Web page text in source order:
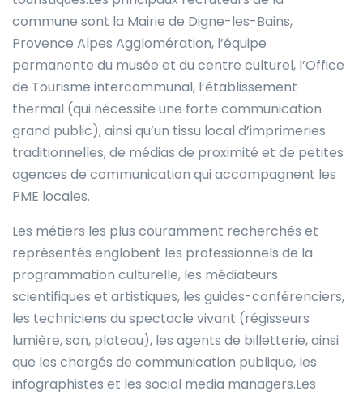
commune sont la Mairie de Digne-les-Bains,
Provence Alpes Agglomération, l’équipe
permanente du musée et du centre culturel, l’Office
de Tourisme intercommunal, l’établissement
thermal (qui nécessite une forte communication
grand public), ainsi qu’un tissu local d’imprimeries
traditionnelles, de médias de proximité et de petites
agences de communication qui accompagnent les
PME locales.
Les métiers les plus couramment recherchés et
représentés englobent les professionnels de la
programmation culturelle, les médiateurs
scientifiques et artistiques, les guides-conférenciers,
les techniciens du spectacle vivant (régisseurs
lumière, son, plateau), les agents de billetterie, ainsi
que les chargés de communication publique, les
infographistes et les social media managers.Les